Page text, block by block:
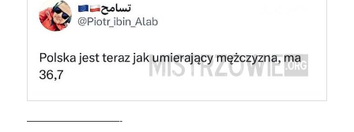
—————————-